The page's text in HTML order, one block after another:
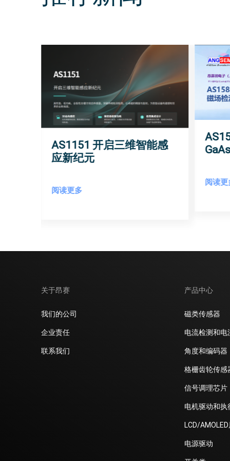
AS1151 开启三维智能感
应新纪元
阅读更多
阅读更
关于昂赛
我们的公司
企业责任
联系我们
产品中心
磁类传感器
电流检测和电
角度和编码器
格栅齿轮传感
信号调理芯片
电机驱动和执
LCD/
电源驱动